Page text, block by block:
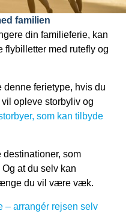
familien
din familieferie, kan
flybilletter med rutefly og
ferietype, hvis du
opleve storbyliv og
som kan tilbyde
destinationer, som
at du selv kan
du vil være væk.
– arrangér rejsen selv